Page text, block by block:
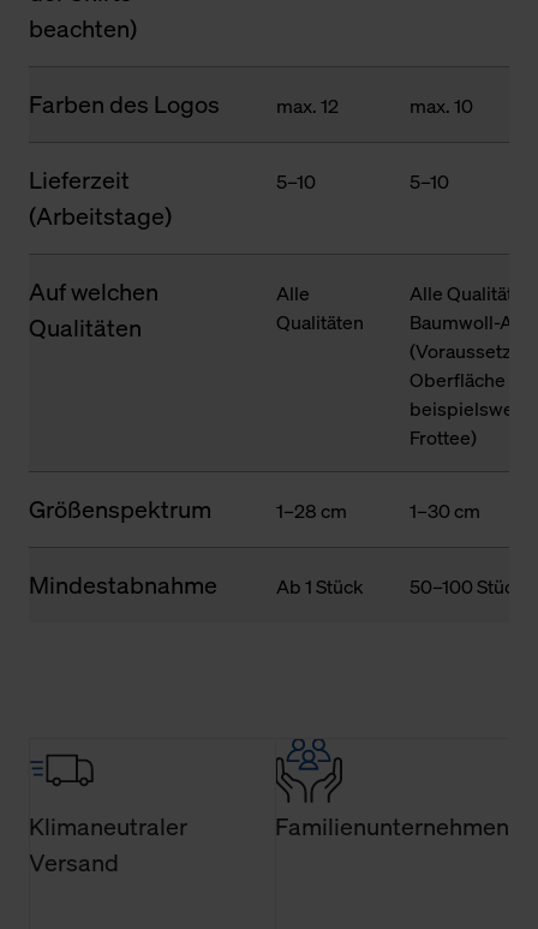
beachten)
Farben des Logos max. 12 max. 10
Lieferzeit
(Arbeitstage)
5–10 5–10
Auf welchen
Qualitäten
Alle
Qualitäten
Alle
Baumwoll-
Oberfläche
Frottee)
Größenspektrum 1–28 cm 1–30 cm
Mindestabnahme Ab 1 Stück 50–100 Stück
Klimaneutraler
Versand
Familienunternehmen